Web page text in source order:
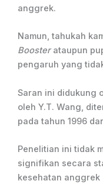
anggrek.
Namun, tahukah
Boosterataupun
pengaruh yang
Saran ini didukung
oleh Y.T. Wang,
pada tahun 1996
Penelitian ini tidak
signifikan secara
kesehatan anggrek